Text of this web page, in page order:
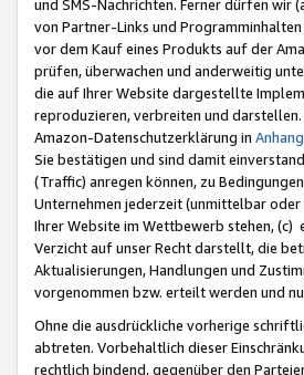
und SMS-Nachrichten. Ferner dürfen wir
von Partner-Links und
vor dem Kauf eines Produkts auf der
prüfen, überwachen und anderweitig
die auf Ihrer Website dargestellte
reproduzieren, verbreiten und
Amazon-Datenschutzerklärung in
Sie bestätigen und sind damit
(Traffic) anregen können, zu
Unternehmen jederzeit (unmittelbar
Ihrer Website im Wettbewerb stehen, (c)
Verzicht auf unser Recht darstellt, die
Aktualisierungen, Handlungen und
vorgenommen bzw. erteilt werden und
Ohne die ausdrückliche vorherige
abtreten. Vorbehaltlich dieser
rechtlich bindend, gegenüber den